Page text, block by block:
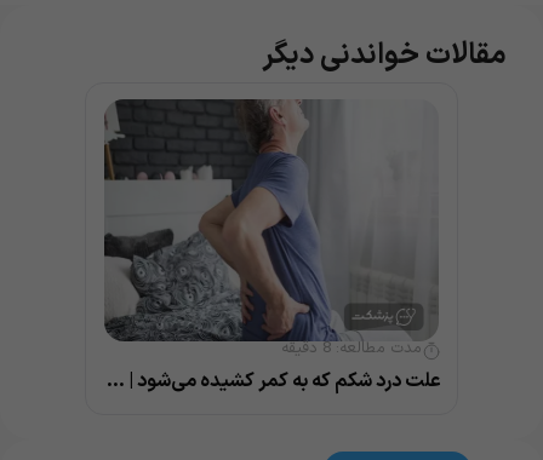
مقالات خواندنی دیگر
مدت مطالعه:8 دقیقه
علت درد شکم که به کمر کشیده می‌شود | 5 دلیل رایج